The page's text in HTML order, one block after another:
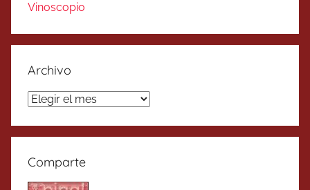
Vinoscopio
Archivo
Archivo
Comparte